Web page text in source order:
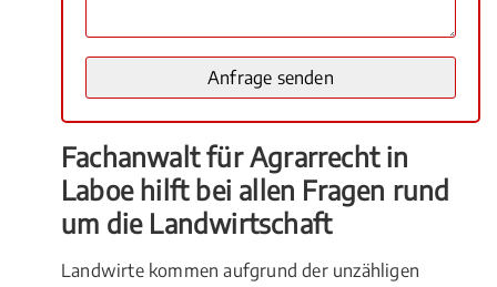
Fachanwalt für Agrarrecht in
Laboe hilft bei allen Fragen rund
um die Landwirtschaft
Landwirte kommen aufgrund der unzähligen